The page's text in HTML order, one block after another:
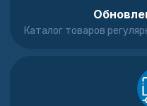
Каталог товаров